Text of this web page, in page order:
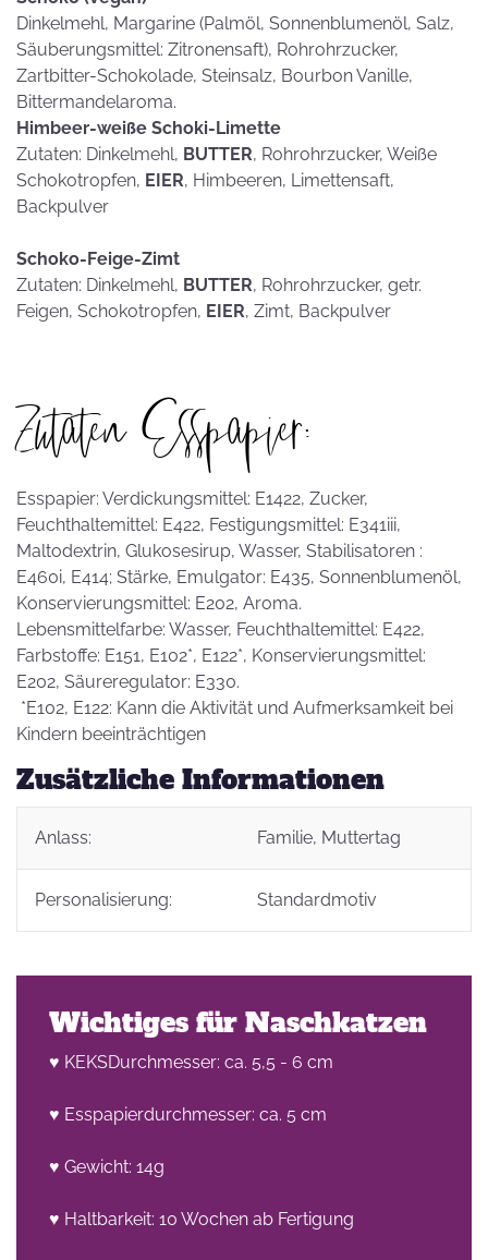
Dinkelmehl, Margarine (Palmöl, Sonnenblumenöl, Salz,
Säuberungsmittel: Zitronensaft), Rohrohrzucker,
Zartbitter-Schokolade, Steinsalz, Bourbon Vanille,
Bittermandelaroma.
Himbeer-weiße Schoki-Limette
Zutaten: Dinkelmehl, BUTTER, Rohrohrzucker, Weiße
Schokotropfen, EIER, Himbeeren, Limettensaft,
Backpulver
Schoko-Feige-Zimt
Zutaten: Dinkelmehl, BUTTER, Rohrohrzucker, getr.
Feigen, Schokotropfen, EIER, Zimt, Backpulver
Zutaten Esspapier:
Esspapier: Verdickungsmittel: E1422, Zucker,
Feuchthaltemittel: E422, Festigungsmittel: E341iii,
Maltodextrin, Glukosesirup, Wasser, Stabilisatoren :
E460i, E414; Stärke, Emulgator: E435, Sonnenblumenöl,
Konservierungsmittel: E202, Aroma.
Lebensmittelfarbe: Wasser, Feuchthaltemittel: E422,
Farbstoffe: E151, E102*, E122*, Konservierungsmittel:
E202, Säureregulator: E330.
*E102, E122: Kann die Aktivität und Aufmerksamkeit bei
Kindern beeinträchtigen
Zusätzliche Informationen
Anlass: Familie, Muttertag
Personalisierung: Standardmotiv
Wichtiges für Naschkatzen
♥ KEKSDurchmesser: ca. 5,5 - 6 cm
♥ Esspapierdurchmesser: ca. 5 cm
♥ Gewicht: 14g
♥ Haltbarkeit: 10 Wochen ab Fertigung